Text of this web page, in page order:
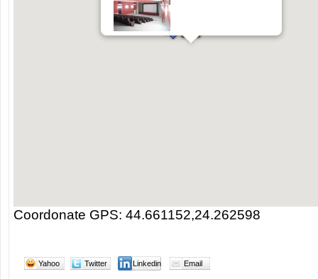
Coordonate GPS: 44.661152,24.262598
Yahoo Twitter Linkedin Email